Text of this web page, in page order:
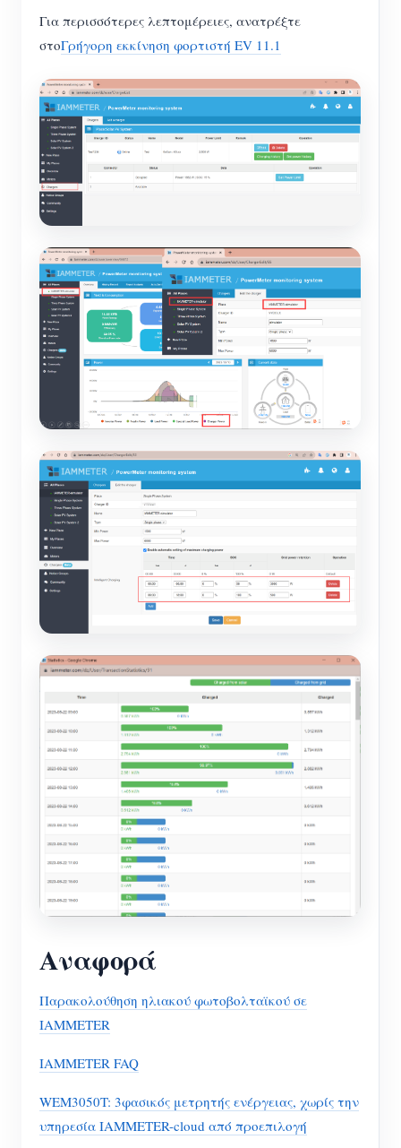
Για περισσότερες λεπτομέρειες, ανατρέξτε
στοΓρήγορη εκκίνηση φορτιστή EV 11.1
Αναφορά
Παρακολούθηση ηλιακού φωτοβολταϊκού σε
IAMMETER
IAMMETER FAQ
WEM3050T: 3φασικός μετρητής ενέργειας, χωρίς την
υπηρεσία IAMMETER-cloud από προεπιλογή